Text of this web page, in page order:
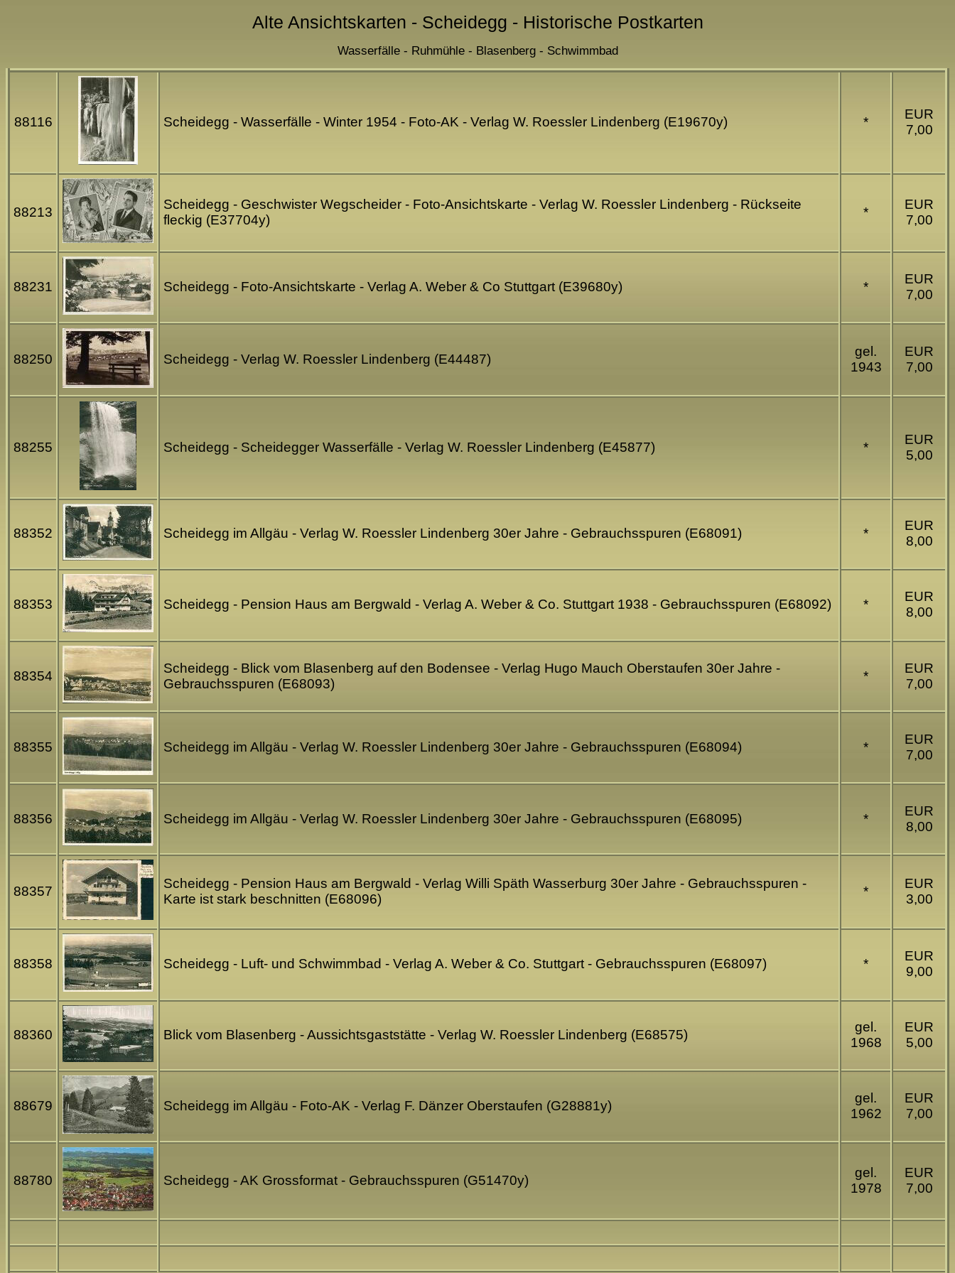
Alte Ansichtskarten - Scheidegg - Historische Postkarten
Wasserfälle - Ruhmühle - Blasenberg - Schwimmbad
88116 Scheidegg - Wasserfälle - Winter 1954 - Foto-AK - Verlag W. Roessler Lindenberg (E19670y) *
EUR
7,00
88213
Scheidegg - Geschwister Wegscheider - Foto-Ansichtskarte - Verlag W. Roessler Lindenberg - Rückseite
fleckig (E37704y)
*
EUR
7,00
88231 Scheidegg - Foto-Ansichtskarte - Verlag A. Weber & Co Stuttgart (E39680y) *
EUR
7,00
88250 Scheidegg - Verlag W. Roessler Lindenberg (E44487)
gel.
1943
EUR
7,00
88255 Scheidegg - Scheidegger Wasserfälle - Verlag W. Roessler Lindenberg (E45877) *
EUR
5,00
88352 Scheidegg im Allgäu - Verlag W. Roessler Lindenberg 30er Jahre - Gebrauchsspuren (E68091) *
EUR
8,00
88353 Scheidegg - Pension Haus am Bergwald - Verlag A. Weber & Co. Stuttgart 1938 - Gebrauchsspuren (E68092) *
EUR
8,00
88354
Scheidegg - Blick vom Blasenberg auf den Bodensee - Verlag Hugo Mauch Oberstaufen 30er Jahre -
Gebrauchsspuren (E68093)
*
EUR
7,00
88355 Scheidegg im Allgäu - Verlag W. Roessler Lindenberg 30er Jahre - Gebrauchsspuren (E68094) *
EUR
7,00
88356 Scheidegg im Allgäu - Verlag W. Roessler Lindenberg 30er Jahre - Gebrauchsspuren (E68095) *
EUR
8,00
88357
Scheidegg - Pension Haus am Bergwald - Verlag Willi Späth Wasserburg 30er Jahre - Gebrauchsspuren -
Karte ist stark beschnitten (E68096)
*
EUR
3,00
88358 Scheidegg - Luft- und Schwimmbad - Verlag A. Weber & Co. Stuttgart - Gebrauchsspuren (E68097) *
EUR
9,00
88360 Blick vom Blasenberg - Aussichtsgaststätte - Verlag W. Roessler Lindenberg (E68575)
gel.
1968
EUR
5,00
88679 Scheidegg im Allgäu - Foto-AK - Verlag F. Dänzer Oberstaufen (G28881y)
gel.
1962
EUR
7,00
88780 Scheidegg - AK Grossformat - Gebrauchsspuren (G51470y)
gel.
1978
EUR
7,00